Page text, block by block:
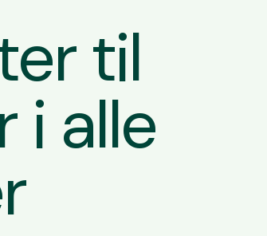
til
i alle